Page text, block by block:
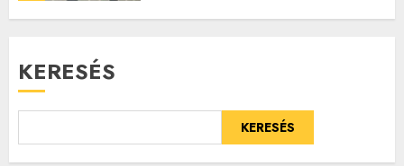
KERESÉS
KERESÉS